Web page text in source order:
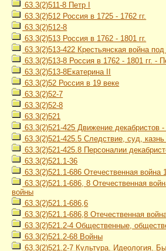
63.3(2)511-8 Петр I
63.3(2)512 Россия в 1725 - 1762 гг.
63.3(2)512-8
63.3(2)513 Россия в 1762 - 1801 гг.
63.3(2)513-422 Крестьянская война
63.3(2)513-8 Россия в 1762 - 1801 гг. -
63.3(2)513-8Екатерина II
63.3(2)52 Россия в 19 веке
63.3(2)52-7
63.3(2)52-8
63.3(2)521
63.3(2)521-425 Движение декабристов
63.3(2)521-425.5 Следствие, суд,
63.3(2)521-425.8 Персоналии
63.3(2)521.1-36
63.3(2)521.1-686 Отечественная война
63.3(2)521.1-686, 8 Отечественная
войны
63.3(2)521.1-686,6
63.3(2)521.1-686,8 Отечественная
63.3(2)521.2-4 Общественные,
63.3(2)521.2-68 Войны
63.3(2)521.2-7 Культура. Идеология.